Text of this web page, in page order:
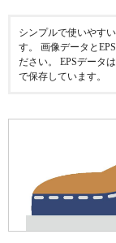
シンプルで使いやす
す。 画像データと
ださい。 EPSデータ
で保存しています。